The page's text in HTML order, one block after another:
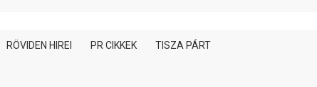
RÖVIDEN HIREI PR CIKKEK TISZA PÁRT